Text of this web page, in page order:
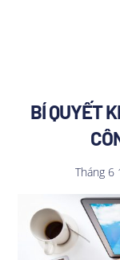
BÍ QUYẾT
Tháng 6